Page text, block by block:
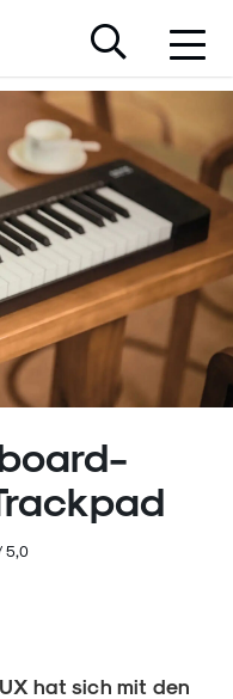
5,0
hat sich mit den